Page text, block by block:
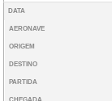
DATA
AERONAVE
ORIGEM
DESTINO
PARTIDA